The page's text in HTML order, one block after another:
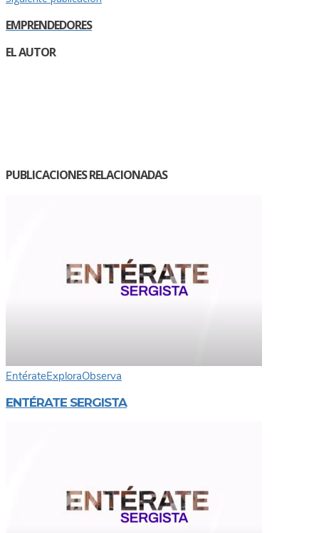
EMPRENDEDORES
EL AUTOR
PUBLICACIONES RELACIONADAS
EntérateExploraObserva
ENTÉRATE SERGISTA